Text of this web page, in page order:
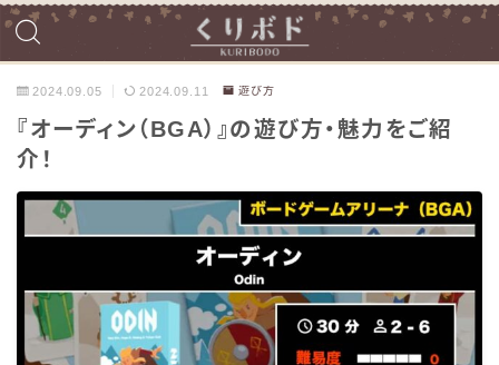
2024.09.05 2024.09.11 遊び方
『オーディン（BGA）』の遊び方・魅力をご紹
介！